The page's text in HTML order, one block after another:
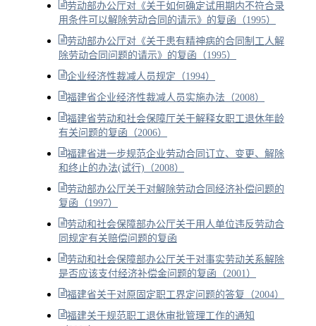
劳动部办公厅对《关于如何确定试用期内不符合录
用条件可以解除劳动合同的请示》的复函（1995）
劳动部办公厅对《关于患有精神病的合同制工人解
除劳动合同问题的请示》的复函（1995）
企业经济性裁减人员规定（1994）
福建省企业经济性裁减人员实施办法（2008）
福建省劳动和社会保障厅关于解释女职工退休年龄
有关问题的复函（2006）
福建省进一步规范企业劳动合同订立、变更、解除
和终止的办法(试行)（2008）
劳动部办公厅关于对解除劳动合同经济补偿问题的
复函（1997）
劳动和社会保障部办公厅关于用人单位违反劳动合
同规定有关赔偿问题的复函
劳动和社会保障部办公厅关于对事实劳动关系解除
是否应该支付经济补偿金问题的复函（2001）
福建省关于对原固定职工界定问题的答复（2004）
福建关于规范职工退休审批管理工作的通知